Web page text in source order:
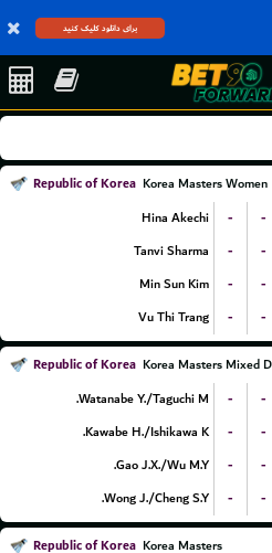
برای دانلود کلیک کنید
Republic of Korea Korea Masters Women
Hina Akechi
- -
Tanvi Sharma
- -
Min Sun Kim
- -
Vu Thi Trang
- -
Republic of Korea Korea Masters Mixed
Watanabe Y./Taguchi M.
- -
Kawabe H./Ishikawa K.
- -
Gao J.X./Wu M.Y.
- -
Wong J./Cheng S.Y.
- -
Republic of Korea Korea Masters